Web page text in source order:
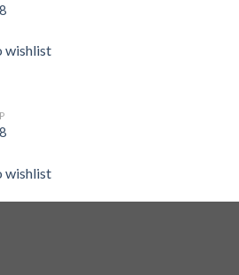
wishlist
wishlist